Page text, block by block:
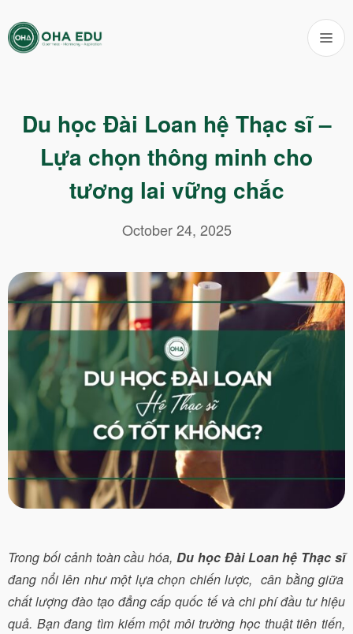
Du học Đài Loan hệ Thạc sĩ –
Lựa chọn thông minh cho
tương lai vững chắc
October 24, 2025
Trong bối cảnh toàn cầu hóa, Du học Đài Loan hệ Thạc sĩ
đang nổi lên như một lựa chọn chiến lược, cân bằng giữa
chất lượng đào tạo đẳng cấp quốc tế và chi phí đầu tư hiệu
quả. Bạn đang tìm kiếm một môi trường học thuật tiên tiến,